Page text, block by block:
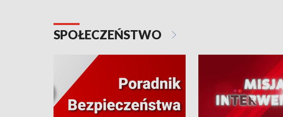
SPOŁECZEŃSTWO